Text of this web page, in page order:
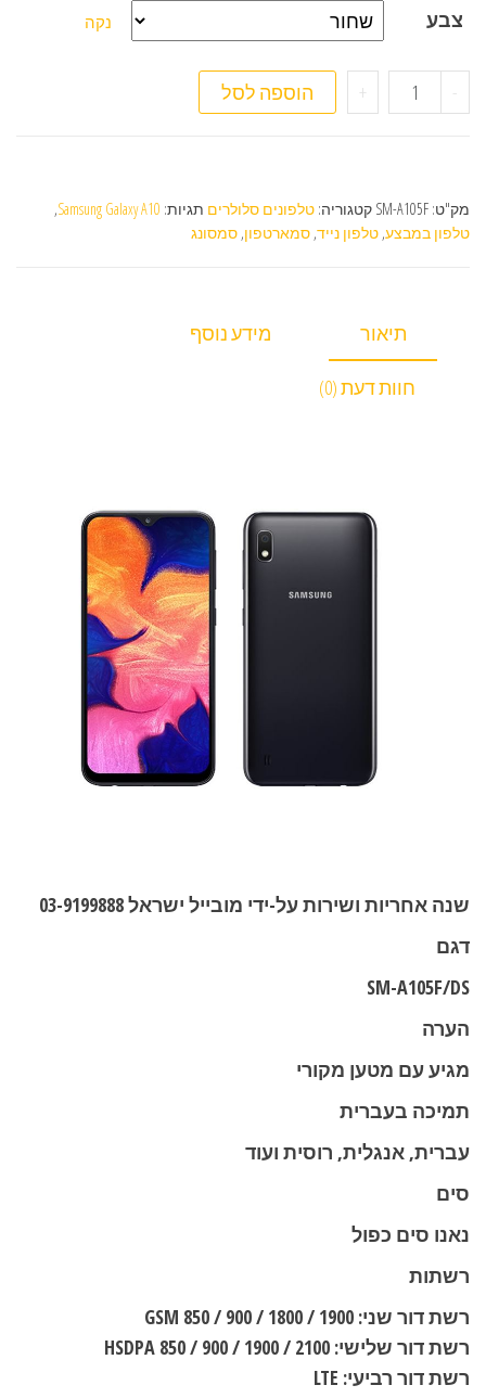
צבע נקה
- כמות של טלפון סלולרי Samsung Galaxy A10 32GB
+ הוספה לסל
מק"ט: SM-A105F קטגוריה: טלפונים סלולרים תגיות: Samsung Galaxy A10
,
טלפון במבצע, טלפון נייד, סמארטפון, סמסונג
תיאור מידע נוסף
חוות דעת (0)
שנה אחריות ושירות על-ידי מובייל ישראל 03-9199888
דגם
SM-A105F/DS
הערה
מגיע עם מטען מקורי
תמיכה בעברית
עברית, אנגלית, רוסית ועוד
סים
נאנו סים כפול
רשתות
רשת דור שני: GSM 850 / 900 / 1800 / 1900
רשת דור שלישי: HSDPA 850 / 900 / 1900 / 2100
רשת דור רביעי: LTE